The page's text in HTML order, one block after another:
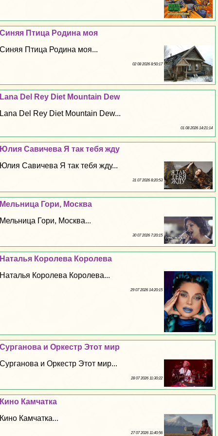
Синяя Птица Родина моя
Синяя Птица Родина моя...
02 08 2026 8:50:17
Lana Del Rey Diet Mountain Dew
Lana Del Rey Diet Mountain Dew...
01 08 2026 14:21:14
Юлия Савичева Я так тебя жду
Юлия Савичева Я так тебя жду...
31 07 2026 8:20:53
Мельница Гори, Москва
Мельница Гори, Москва...
30 07 2026 7:20:15
Наталья Королева Королева
Наталья Королева Королева...
29 07 2026 14:20:15
Сурганова и Оркестр Этот мир
Сурганова и Оркестр Этот мир...
28 07 2026 11:30:22
Кино Камчатка
Кино Камчатка...
27 07 2026 11:40:56